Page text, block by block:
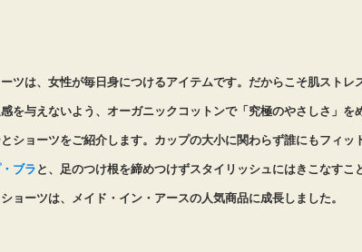
ツは、女性が毎日身につけるアイテムです。だからこそ肌ストレ
を与えないよう、オーガニックコットンで「究極のやさしさ」を
ショーツをご紹介します。カップの大小に関わらず誰にもフィッ
ブラ と、足のつけ根を締めつけずスタイリッシュにはきこなすこ
ョーツは、メイド・イン・アースの人気商品に成長しました。